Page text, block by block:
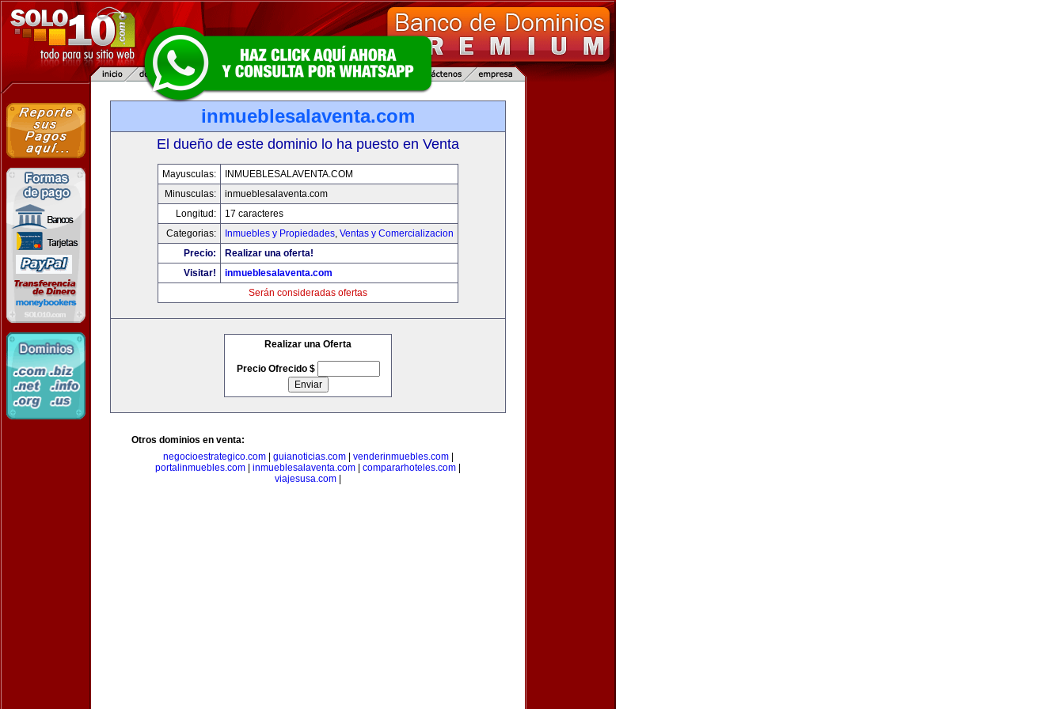
inmueblesalaventa.com
El dueño de este dominio lo ha puesto en Venta
Mayusculas:
INMUEBLESALAVENTA.COM
Minusculas:
inmueblesalaventa.com
Longitud:
17 caracteres
Categorias:
Inmuebles y Propiedades, Ventas y Comercializacion
Precio:
Realizar una oferta!
Visitar!
inmueblesalaventa.com
Serán consideradas ofertas
Realizar una Oferta
Precio Ofrecido $
Otros dominios en venta:
negocioestrategico.com| guianoticias.com| venderinmuebles.com|
portalinmuebles.com
inmueblesalaventa.com compararhoteles.com
viajesusa.com